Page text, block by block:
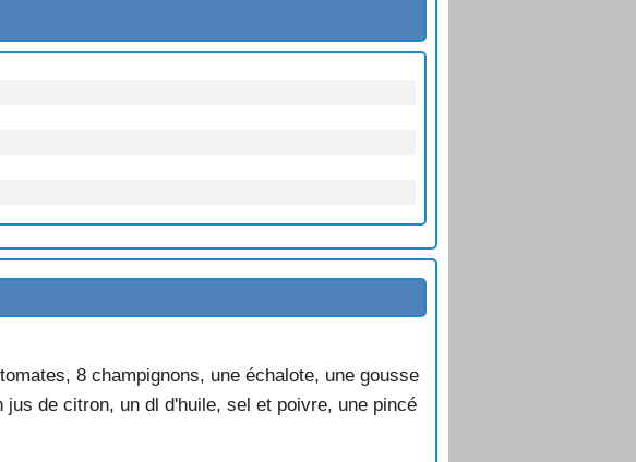
8 champignons, une échalote, une gousse
de citron, un dl d'huile, sel et poivre, une pincé